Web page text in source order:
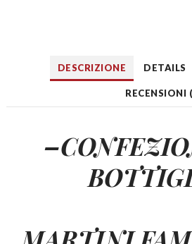
DESCRIZIONE DETAILS
RECENSIONI